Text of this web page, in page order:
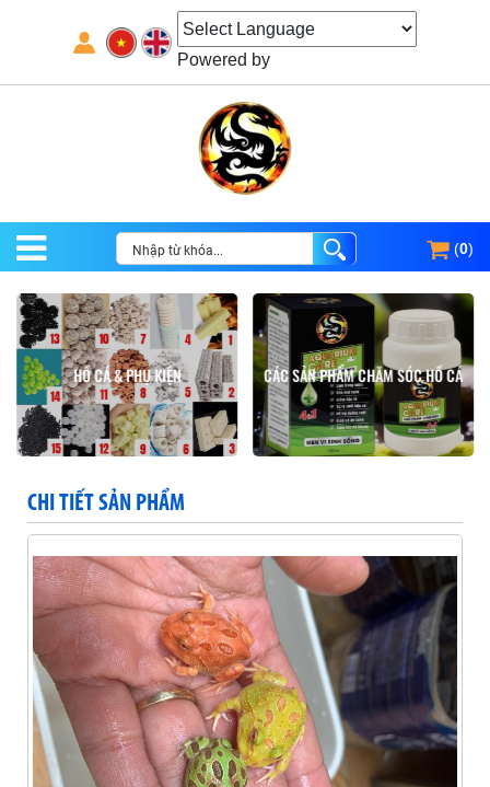
Powered by
(0)
HỒ CÁ & PHỤ KIỆN CÁC SẢN PHẨM CHĂM SÓC HỒ CÁ
CHI TIẾT SẢN PHẨM